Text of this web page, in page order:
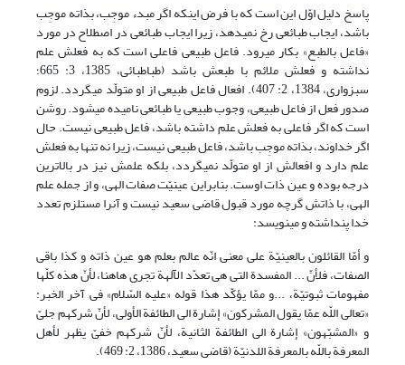
پاسخ دلیل اوّل این است که با فرض این‏که اگر مبدء موجِب، بذاته موجِب
باشد، ایجاب طبائعی رخ نمی‏دهد، زیرا ایجاب طبائعی در اصطلاح در مورد
«فاعل بالطبع» بکار می‏رود. فاعل طبیعی فاعلی است که به فعلش علم
نداشته و فعلش ملائم با طبعش باشد (طباطبائی، 1385، 3: 665؛
سبزواری، 1384، 2: 407). افعال فاعل طبیعی از او متولّد می‏گردد. لزوم
صدور فعل از فاعل طبیعی، وجوب طبیعی یا طبائعی نامیده می‏شود. روشن
است که اگر فاعلی به فعلش علم داشته باشد، فاعل طبیعی نیست. حال
اگر خداوند، بذاته موجِب باشد، فاعل طبیعی نیست، زیرا نه تنها به فعلش
علم دارد و افعالش از او متولّد نمی‏گردد، بلکه علمش نیز در بالاترین
درجه بوده و عین ذات اوست. بنابراین عینیّت صفات الهی، و از جمله علم
الهی، با ذاتش گرچه مورد قبول قاضی سعید نیست و آن‏را مستلزم تعدد
خدا پنداشته و می‏نویسد:
و أمّا القائلون بالعینیّة على معنى انّه عالم بعلم هو عین ذاته و کذا باقی
الصفات، فلأنّ ... المفسدة التی هی تعدّد الآلهة تجری هاهنا، لأنّ هذه کلّها
مفهومات ثبوتیّة، ...و ممّا یؤکّد هذا قوله «علیه السّلام» فی آخر الخبر:
«تعالى اللّه عمّا یقول المشرکون» إشارة الى الطائفة الأولى، لأنّ شرکهم جلیّ
و «المشبّهون» إشارة الى الطائفة الثانیة، لأنّ شرکهم خفیّ یظهر لأهل
المعرفة باللّه بالمعرفة اللدنیّة (قاضی سعید، 1386،‏ 2: 469).